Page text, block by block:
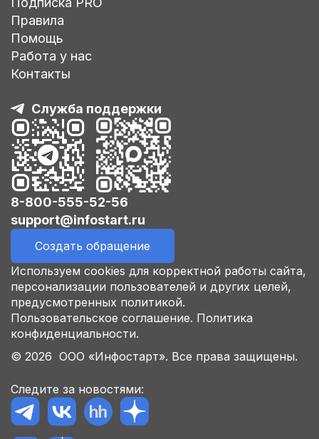
Правила
Помощь
Работа у нас
Контакты
Служба поддержки
8-800-555-52-56
support@infostart.ru
Создать обращение
Используем cookies для корректной работы сайта,
персонализации пользователей и других целей,
предусмотренных политикой.
Пользовательское соглашение. Политика
конфиденциальности.
© 2026 ООО «Инфостарт». Все права защищены.
Следите за новостями: